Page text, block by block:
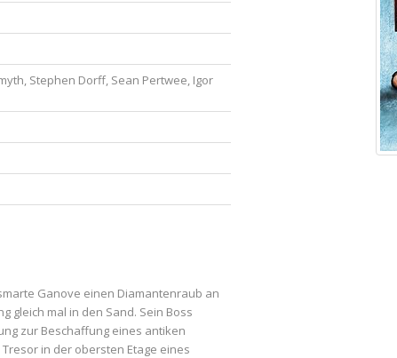
Stephen Dorff, Sean Pertwee, Igor
Ganove einen Diamantenraub an
gleich mal in den Sand. Sein Boss
zur Beschaffung eines antiken
in der obersten Etage eines